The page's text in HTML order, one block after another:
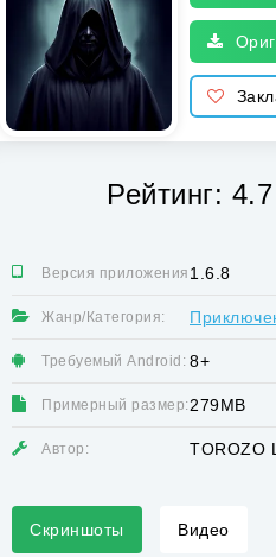
Рейтинг: 4.7
Версия приложения:1.6.8
Жанр/Категория:
Требуемый Android: 8+
Примерный размер: 279MB
Автор: TOROZO
Скриншоты Видео